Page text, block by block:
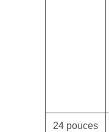
24 pouces